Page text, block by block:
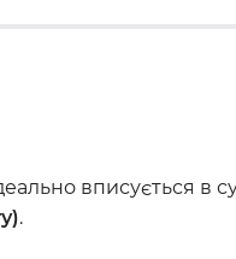
вписується в
.